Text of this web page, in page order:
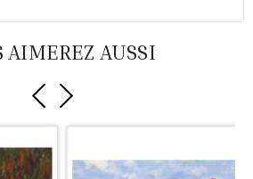
AIMEREZ AUSSI